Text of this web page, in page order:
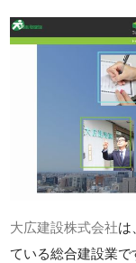
大広建設株式会社は
ている総合建設業